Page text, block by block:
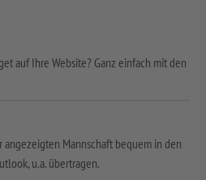
auf Ihre Website? Ganz einfach mit den
Mannschaft bequem in den
u.a. übertragen.